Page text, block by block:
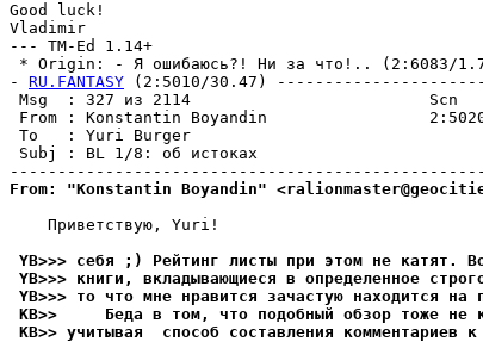
Good luck!
Vladimir
--- TM-Ed 1.14+
* Origin: - Я ошибаюсь?! Ни за что!.. (2:6083/
- RU.FANTASY (2:5010/30.47)
Msg  : 327 из 2114
From : Konstantin Boyandin
To   : Yuri Burger
Subj : BL 1/8:
From: "Konstantin Boyandin"
    Приветствую, Yuri!
YB>>> себя ;) Рейтинг листы при этом не катят.
YB>>> книги, вкладывающиеся в определенное
YB>>> то что мне нравится зачастую находится на
KB>>     Беда в том, что подобный обзор тоже не
KB>> учитывая  способ составления комментариев